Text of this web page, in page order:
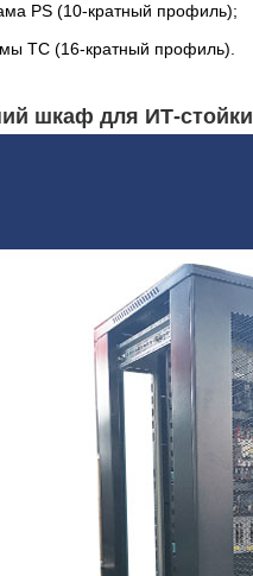
PS (10-кратный профиль);
ТС (16-кратный профиль).
шкаф для ИТ-стойки